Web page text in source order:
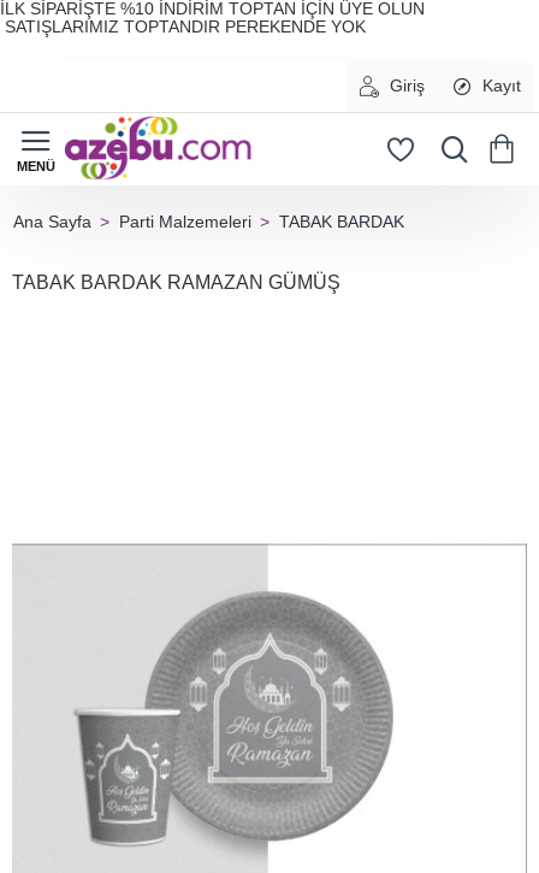
İLK SİPARİŞTE %10 İNDİRİM TOPTAN İÇİN ÜYE OLUN
SATIŞLARIMIZ TOPTANDIR PEREKENDE YOK
Giriş Kayıt
Parti Malzemeleri TABAK BARDAK
TABAK BARDAK RAMAZAN GÜMÜŞ